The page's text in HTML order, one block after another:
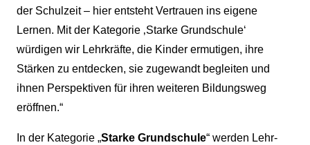
der Schulzeit – hier entsteht Vertrauen ins eigene
Lernen. Mit der Kategorie ‚Starke Grundschule‘
würdigen wir Lehrkräfte, die Kinder ermutigen, ihre
Stärken zu entdecken, sie zugewandt begleiten und
ihnen Perspektiven für ihren weiteren Bildungsweg
eröffnen.“
In der Kategorie „Starke Grundschule“ werden Lehr-